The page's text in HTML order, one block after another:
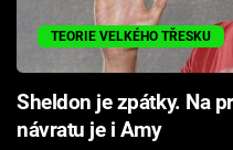
TEORIE VELKÉHO TŘESKU
Sheldon je zpátky. Na
návratu je i Amy